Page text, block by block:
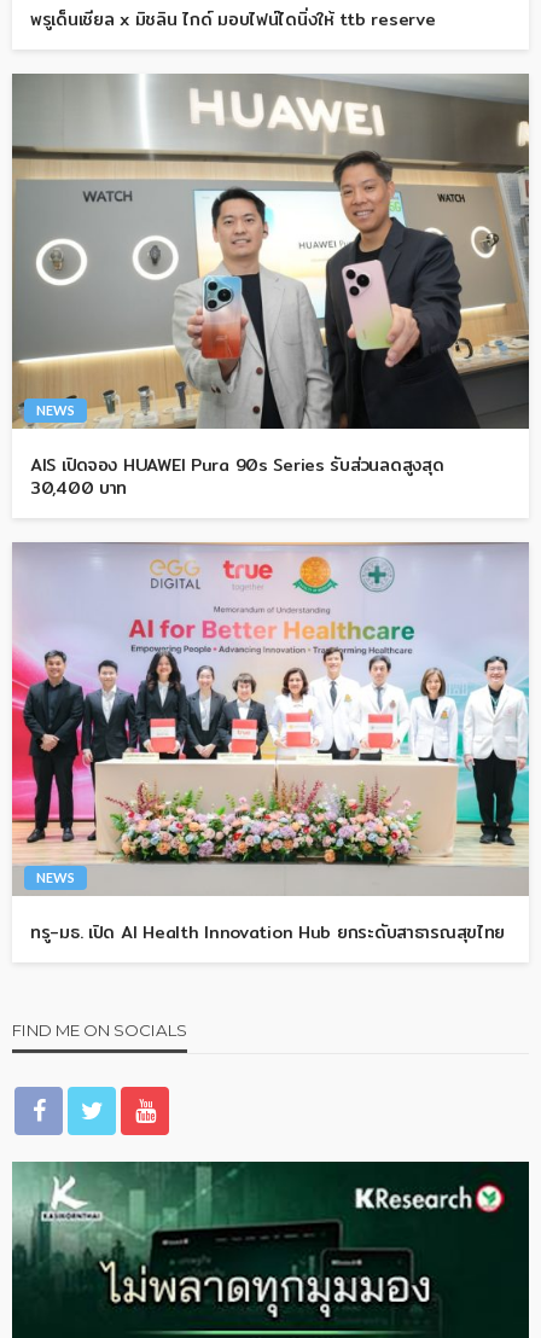
พรูเด็นเชียล x มิชลิน ไกด์ มอบไฟน์ไดนิ่งให้ ttb reserve
NEWS
AIS เปิดจอง HUAWEI Pura 90s Series รับส่วนลดสูงสุด
30,400 บาท
NEWS
ทรู-มธ. เปิด AI Health Innovation Hub ยกระดับสาธารณสุขไทย
FIND ME ON SOCIALS